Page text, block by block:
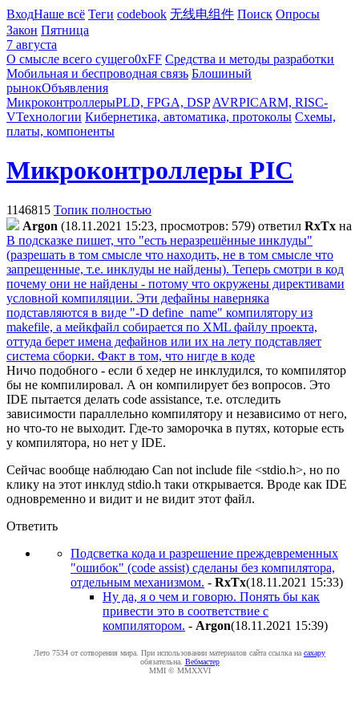
ВходНаше всё Теги codebook 无线电组件 Поиск Опросы
Закон Пятница
7 августа
О смысле всего сущего0xFF Средства и методы разработки
Мобильная и беспроводная связь Блошиный
рынокОбъявления
МикроконтроллерыPLD, FPGA, DSP AVRPICARM, RISC-
VТехнологии Кибернетика, автоматика, протоколы Схемы,
платы, компоненты
Микроконтроллеры PIC
1146815 Топик полностью
Argon (18.11.2021 15:23, просмотров: 579) ответил RxTx на
В подсказке пишет, что "есть неразрешённые инклуды"
(разрешать в том смысле что находить, не в том смысле что
запрещенные, т.е. инклуды не найдены). Теперь смотри в код
почему они не найдены - потому что окружены директивами
условной компиляции. Эти дефайны наверняка
подставляются в виде "-D define_name" компилятору из
makefile, а мейкфайл собирается по XML файлу проекта,
оттуда берет имена дефайнов или их на лету подставляет
система сборки. Факт в том, что нигде в коде
Ничо подобного - если б хедер не инклудился, то компилятор
бы не компилировал. А он компилирует без вопросов. Это
IDE пытается делать code assistance, т.е. отследить
зависимости параллельно компилятору и независимо от него,
но что-то не выходит. Где-то заморочка в путях, которые есть
у компилятора, но нет у IDE.
Сейчас вообще наблюдаю Can not include file <stdio.h>, но по
клику на этот инклуд stdio.h таки открывается. Вроде как IDE
одновременно и видит и не видит этот файл.
Ответить
Подсветка кода и разрешение преждевременных
"ошибок" (code assist) сделаны без компилятора,
отдельным механизмом. - RxTx(18.11.2021 15:33)
Ну да, я о чем и говорю. Понять бы как
привести это в соответствие с
компилятором. - Argon(18.11.2021 15:39)
Лето 7534 от сотворения мира. При использовании материалов сайта ссылка на caxapу
обязательна. Вебмастер
MMI © MMXXVI